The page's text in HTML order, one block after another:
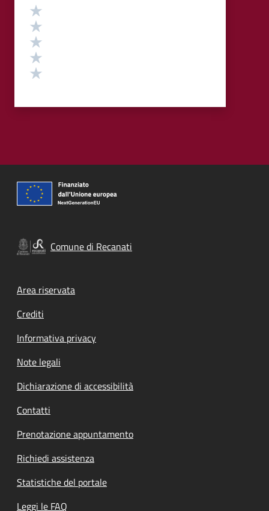
Valutazione
Comune di Recanati
Footer menu
Area riservata
Crediti
Informativa privacy
Note legali
Dichiarazione di accessibilità
Contatti
Prenotazione appuntamento
Richiedi assistenza
Statistiche del portale
Leggi le FAQ